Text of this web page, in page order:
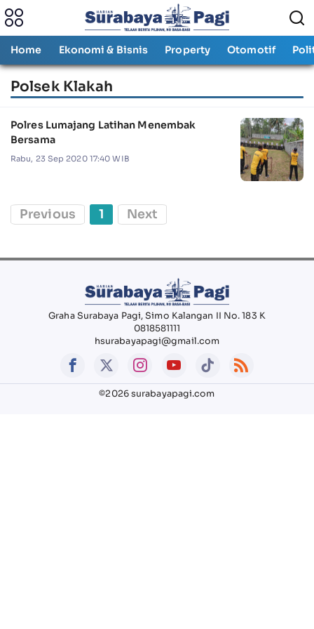
Home Ekonomi & Bisnis Property Otomotif
Polsek Klakah
Polres Lumajang Latihan Menembak
Bersama
Rabu, 23 Sep 2020 17:40 WIB
Previous 1 Next
Graha Surabaya Pagi, Simo Kalangan II No. 183 K
0818581111
hsurabayapagi@gmail.com
©2026 surabayapagi.com